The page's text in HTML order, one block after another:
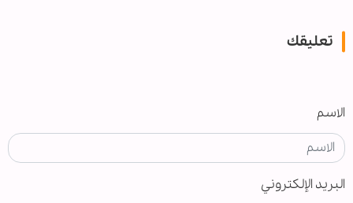
تعليقك
الاسم
البريد الإلكتروني